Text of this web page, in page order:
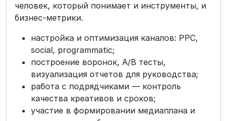
человек, который понимает и инструменты, и
бизнес‑метрики.
настройка и оптимизация каналов: PPC,
social, programmatic;
построение воронок, A/B тесты,
визуализация отчетов для руководства;
работа с подрядчиками — контроль
качества креативов и сроков;
участие в формировании медиаплана и